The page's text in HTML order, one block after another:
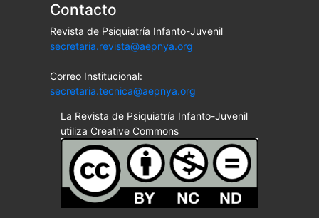
Contacto
Revista de Psiquiatría Infanto-Juvenil
secretaria.revista@aepnya.org
Correo Institucional:
secretaria.tecnica@aepnya.org
La Revista de Psiquiatría Infanto-Juvenil
utiliza Creative Commons